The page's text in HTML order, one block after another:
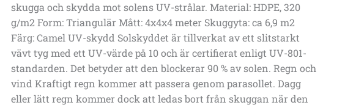
skugga och skydda mot solens UV-strålar. Material: HDPE, 320
g/m2 Form: Triangulär Mått: 4x4x4 meter Skuggyta: ca 6,9 m2
Färg: Camel UV-skydd Solskyddet är tillverkat av ett slitstarkt
vävt tyg med ett UV-värde på 10 och är certifierat enligt UV-801-
standarden. Det betyder att den blockerar 90 % av solen. Regn och
vind Kraftigt regn kommer att passera genom parasollet. Dagg
eller lätt regn kommer dock att ledas bort från skuggan när den